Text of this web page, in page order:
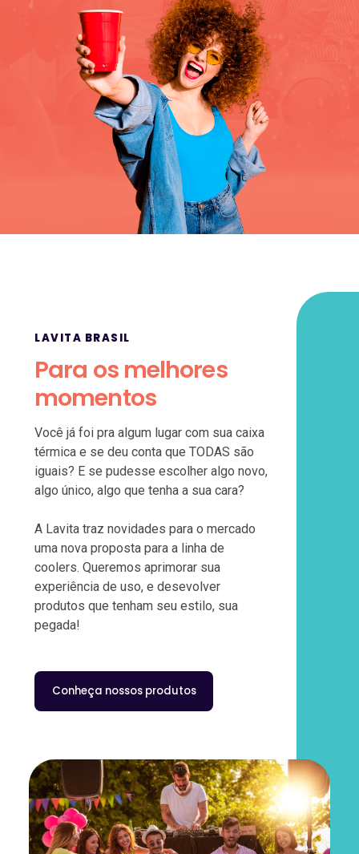
LAVITA BRASIL
Para os melhores
momentos
Você já foi pra algum lugar com sua caixa
térmica e se deu conta que TODAS são
iguais? E se pudesse escolher algo novo,
algo único, algo que tenha a sua cara?
A Lavita traz novidades para o mercado
uma nova proposta para a linha de
coolers. Queremos aprimorar sua
experiência de uso, e desevolver
produtos que tenham seu estilo, sua
pegada!
Conheça nossos produtos